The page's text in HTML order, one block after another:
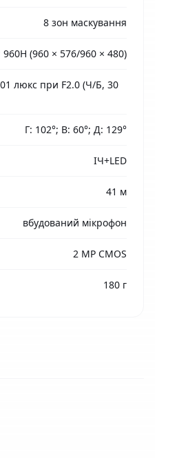
8 зон маскування
(960 × 576/960 × 480)
люкс при F2.0 (Ч/Б, 30
Г: 102°; В: 60°; Д: 129°
ІЧ+LED
41 м
вбудований мікрофон
2 MP CMOS
180 г